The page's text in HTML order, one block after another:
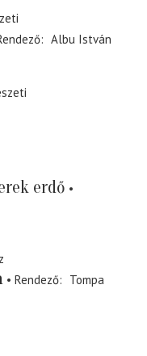
Albu István
erdő
Rendező
Tompa